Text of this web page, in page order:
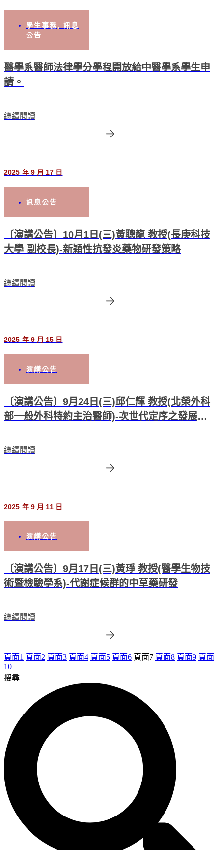
學生事務, 訊息
公告
醫學系醫師法律學分學程開放給中醫學系學生申
請。
繼續閱讀
2025 年 9 月 17 日
訊息公告
〔演講公告〕10月1日(三)黃聰龍 教授(長庚科技
大學 副校長)-新穎性抗發炎藥物研發策略
繼續閱讀
2025 年 9 月 15 日
演講公告
〔演講公告〕9月24日(三)邱仁輝 教授(北榮外科
部一般外科特約主治醫師)-次世代定序之發展與
繼續閱讀
2025 年 9 月 11 日
演講公告
〔演講公告〕9月17日(三)黃琤 教授(醫學生物技
術暨檢驗學系)-代謝症候群的中草藥研發
繼續閱讀
頁面1 頁面2 頁面3 頁面4 頁面5 頁面6 頁面7 頁面8 頁面9 頁面
10
搜尋